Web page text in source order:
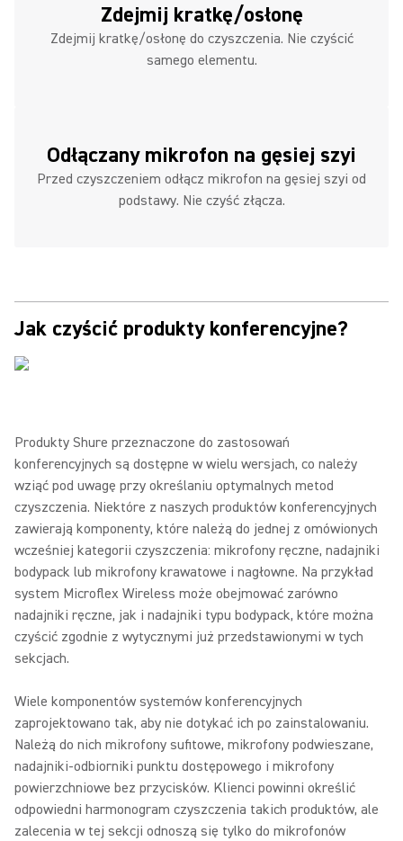
Zdejmij kratkę/osłonę
Zdejmij kratkę/osłonę do czyszczenia. Nie czyścić
samego elementu.
Odłączany mikrofon na gęsiej szyi
Przed czyszczeniem odłącz mikrofon na gęsiej szyi od
podstawy. Nie czyść złącza.
Jak czyścić produkty konferencyjne?
Produkty Shure przeznaczone do zastosowań
konferencyjnych są dostępne w wielu wersjach, co należy
wziąć pod uwagę przy określaniu optymalnych metod
czyszczenia. Niektóre z naszych produktów konferencyjnych
zawierają komponenty, które należą do jednej z omówionych
wcześniej kategorii czyszczenia: mikrofony ręczne, nadajniki
bodypack lub mikrofony krawatowe i nagłowne. Na przykład
system Microflex Wireless może obejmować zarówno
nadajniki ręczne, jak i nadajniki typu bodypack, które można
czyścić zgodnie z wytycznymi już przedstawionymi w tych
sekcjach.
Wiele komponentów systemów konferencyjnych
zaprojektowano tak, aby nie dotykać ich po zainstalowaniu.
Należą do nich mikrofony sufitowe, mikrofony podwieszane,
nadajniki-odbiorniki punktu dostępowego i mikrofony
powierzchniowe bez przycisków. Klienci powinni określić
odpowiedni harmonogram czyszczenia takich produktów, ale
zalecenia w tej sekcji odnoszą się tylko do mikrofonów